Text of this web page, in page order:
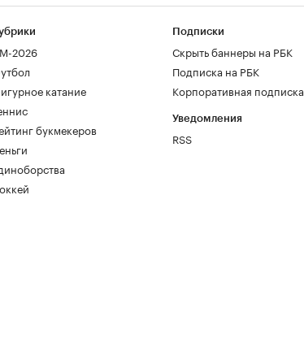
2026
катание
букмекеров
Подписки
Скрыть баннеры на РБК
Подписка на РБК
Корпоративная подписка
Уведомления
RSS